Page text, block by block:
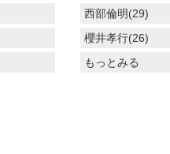
西部倫明(29)
櫻井孝行(26)
もっとみる